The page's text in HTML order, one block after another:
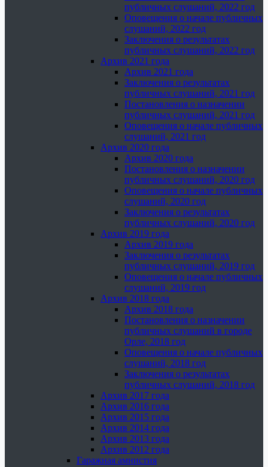
публичных слушаний, 2022 год
Оповещения о начале публичных
слушаний, 2022 год
Заключения о результатах
публичных слушаний, 2022 год
Архив 2021 года
Архив 2021 года
Заключения о результатах
публичных слушаний, 2021 год
Постановления о назначении
публичных слушаний, 2021 год
Оповещения о начале публичных
слушаний, 2021 год
Архив 2020 года
Архив 2020 года
Постановления о назначении
публичных слушаний, 2020 год
Оповещения о начале публичных
слушаний, 2020 год
Заключения о результатах
публичных слушаний, 2020 год
Архив 2019 года
Архив 2019 года
Заключения о результатах
публичных слушаний, 2019 год
Оповещения о начале публичных
слушаний, 2019 год
Архив 2018 года
Архив 2018 года
Постановления о назначении
публичных слушаний в городе
Орле, 2018 год
Оповещения о начале публичных
слушаний, 2018 год
Заключения о результатах
публичных слушаний, 2018 год
Архив 2017 года
Архив 2016 года
Архив 2015 года
Архив 2014 года
Архив 2013 года
Архив 2012 года
Гаражная амнистия